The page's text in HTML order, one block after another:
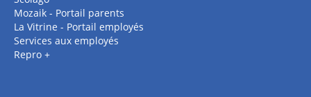
Mozaik - Portail parents
La Vitrine - Portail employés
Services aux employés
Repro +